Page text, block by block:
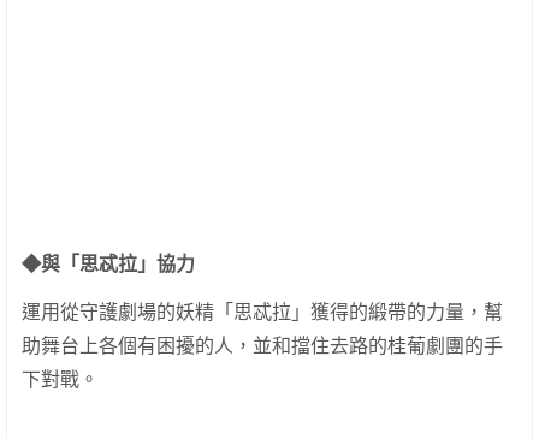
◆與「思忒拉」協力
運用從守護劇場的妖精「思忒拉」獲得的緞帶的力量，幫
助舞台上各個有困擾的人，並和擋住去路的桂葡劇團的手
下對戰。